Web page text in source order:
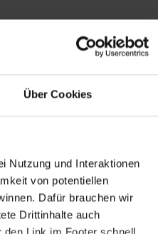
Über Cookies
Nutzung und Interaktionen
von potentiellen
Dafür brauchen wir
Drittinhalte auch